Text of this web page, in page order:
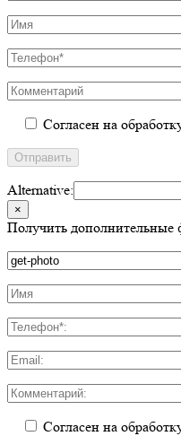
Согласен на
Alternative:
×
Получить дополнительные
Согласен на